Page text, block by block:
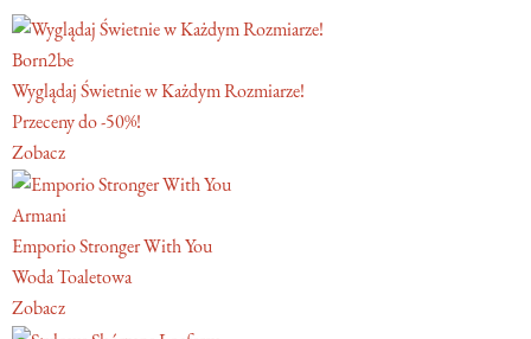
Born2be
Wyglądaj Świetnie w Każdym Rozmiarze!
Przeceny do -50%!
Zobacz
Armani
Emporio Stronger With You
Woda Toaletowa
Zobacz